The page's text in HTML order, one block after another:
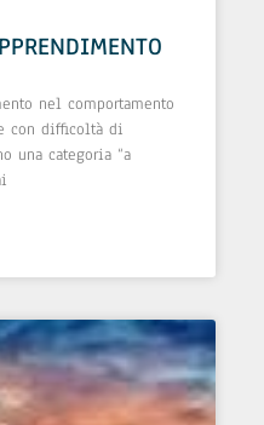
nel comportamento
con difficoltà di
una categoria “a